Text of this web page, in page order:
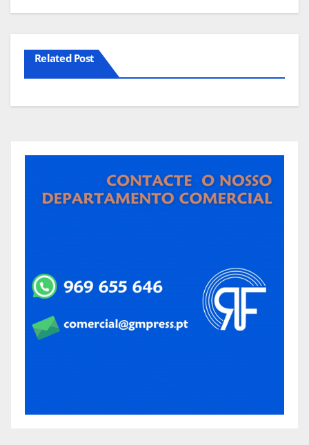
Related Post